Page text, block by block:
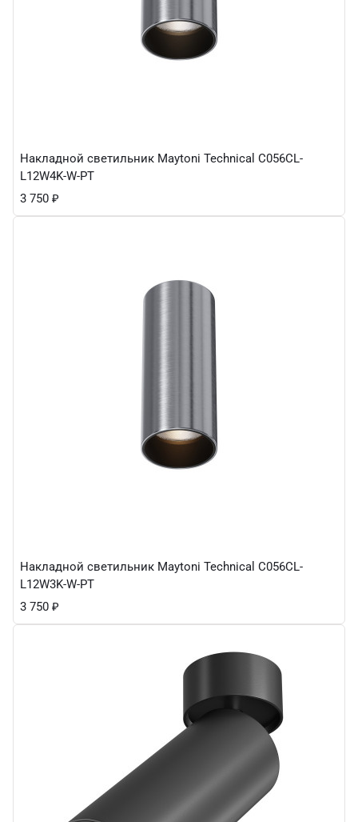
Накладной светильник Maytoni Technical C056CL-
L12W4K-W-PT
3 750 ₽
Накладной светильник Maytoni Technical C056CL-
L12W3K-W-PT
3 750 ₽